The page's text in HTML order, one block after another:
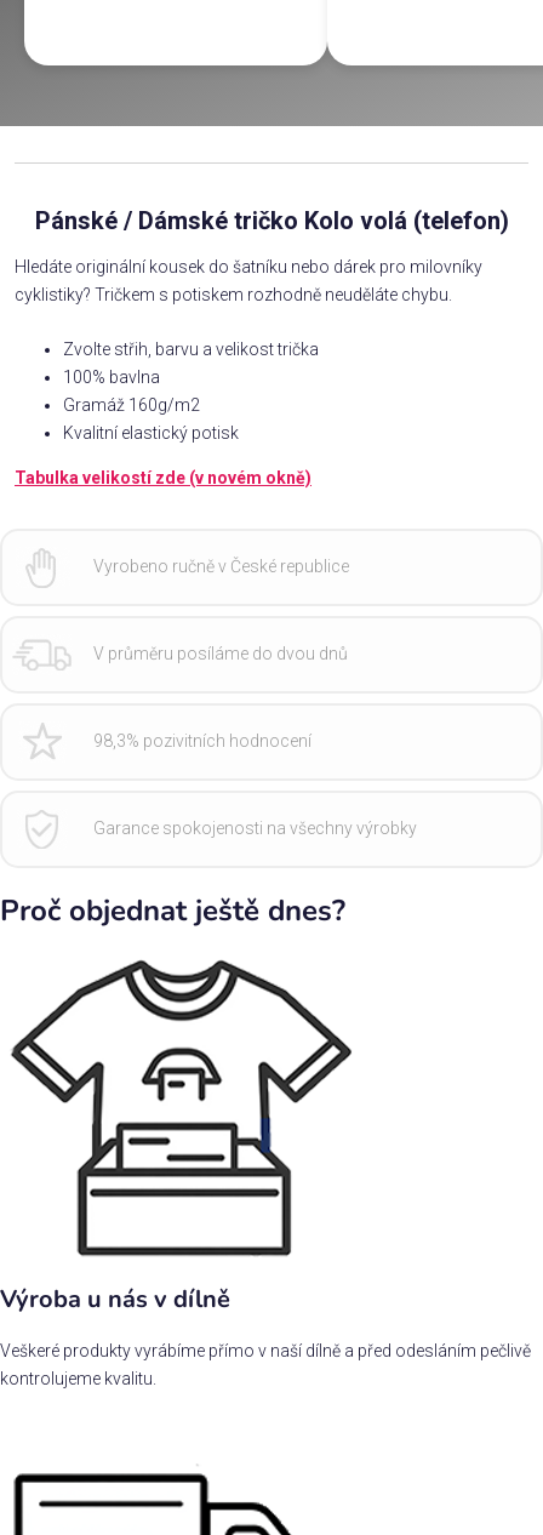
Pánské / Dámské tričko Kolo volá (telefon)
Hledáte originální kousek do šatníku nebo dárek pro milovníky
cyklistiky? Tričkem s potiskem rozhodně neuděláte chybu.
Zvolte střih, barvu a velikost trička
100% bavlna
Gramáž 160g/m2
Kvalitní elastický potisk
Tabulka velikostí zde (v novém okně)
Vyrobeno ručně v České republice
V průměru posíláme do dvou dnů
98,3% pozivitních hodnocení
Garance spokojenosti na všechny výrobky
Proč objednat ještě dnes?
Výroba u nás v dílně
Veškeré produkty vyrábíme přímo v naší dílně a před odesláním pečlivě
kontrolujeme kvalitu.